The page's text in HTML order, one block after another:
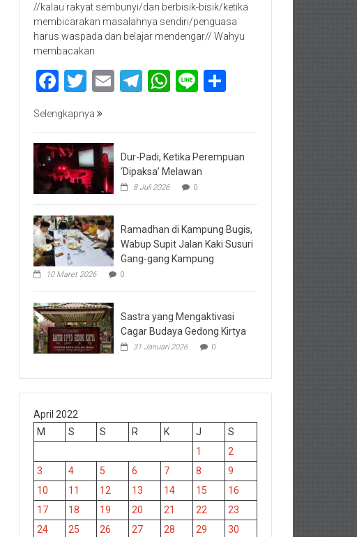
//kalau rakyat sembunyi/dan berbisik-bisik/ketika
membicarakan masalahnya sendiri/penguasa
harus waspada dan belajar mendengar// Wahyu
membacakan
Facebook
Twitter
EmailTelegram
WhatsApp
Line
Selengkapnya
Dur-Padi, Ketika Perempuan
‘Dipaksa’ Melawan
8 Juli 2026 0
Ramadhan di Kampung Bugis,
Wabup Supit Jalan Kaki Susuri
Gang-gang Kampung
10 Maret 2026 0
Sastra yang Mengaktivasi
Cagar Budaya Gedong Kirtya
31 Januari 2026 0
April 2022
M
S S R K J
S
1
2
3
4 5 6 7 8
9
10
11 12 13 14 15
16
17
18 19 20 21 22
23
24
25 26 27 28 29 30